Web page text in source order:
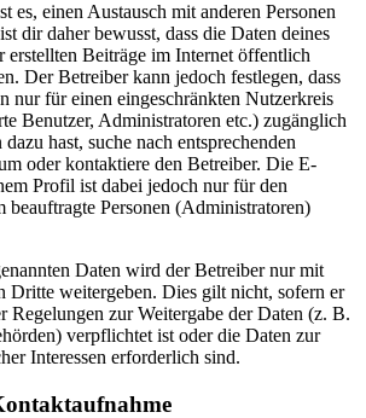
es, einen Austausch mit anderen Personen
dir daher bewusst, dass die Daten deines
Beiträge im Internet öffentlich
Der Betreiber kann jedoch festlegen, dass
nur für einen eingeschränkten Nutzerkreis
Benutzer, Administratoren etc.) zugänglich
hast, suche nach entsprechenden
oder kontaktiere den Betreiber. Die E-
Profil ist dabei jedoch nur für den
beauftragte Personen (Administratoren)
Daten wird der Betreiber nur mit
Dritte weitergeben. Dies gilt nicht, sofern er
Regelungen zur Weitergabe der Daten (z. B.
verpflichtet ist oder die Daten zur
Interessen erforderlich sind.